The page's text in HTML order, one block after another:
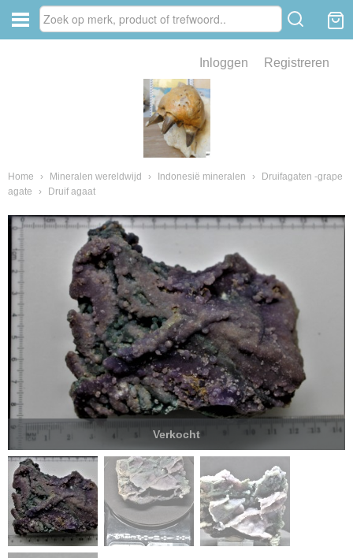
Inloggen Registreren
Home › Mineralen wereldwijd › Indonesië mineralen ›
Druifagaten -grape
agate
› Druif agaat
Verkocht
van fossielen en mineralen